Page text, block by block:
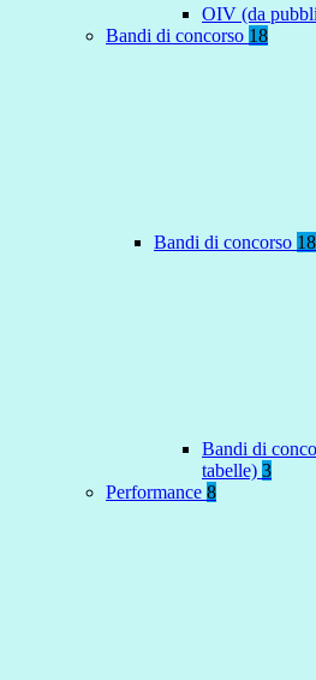
OIV (da
Bandi di concorso 18
Bandi di concorso 18
Bandi di
tabelle) 3
Performance 8